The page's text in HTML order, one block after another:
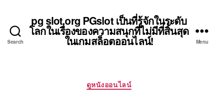
Search
pg slot.org PGslot เป็นที่รู้จักในระดับ
โลกในเรื่องของความสนุกที่ไม่มีที่สิ้นสุด
ในเกมสล็อตออนไลน์! Menu
Categories
ดูหนังออนไลน์